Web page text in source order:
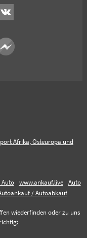
Afrika, Osteuropa und
Auto www.ankauf.live
Auto
/ Autoabkauf
wiederfinden oder zu uns